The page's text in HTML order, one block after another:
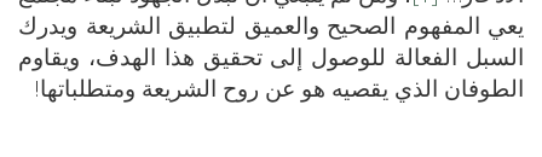
يعي المفهوم الصحيح والعميق لتطبيق الشريعة ويدرك
السبل الفعالة للوصول إلى تحقيق هذا الهدف، ويقاوم
الطوفان الذي يقصيه هو عن روح الشريعة ومتطلباتها!